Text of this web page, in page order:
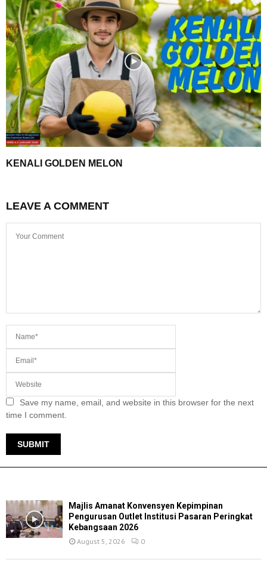
KENALI GOLDEN MELON
LEAVE A COMMENT
Save my name, email, and website in this browser for the next
time I comment.
Majlis Amanat Konvensyen Kepimpinan
Pengurusan Outlet Institusi Pasaran Peringkat
Kebangsaan 2026
August 5, 2026 0